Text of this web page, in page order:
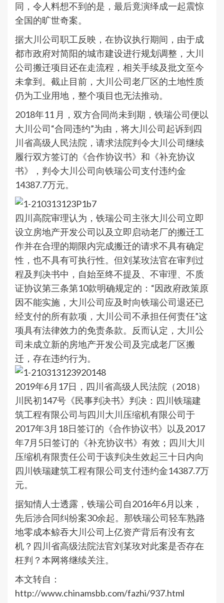
同，令人料想不到的是，最后竟演绎成一起震惊
全国的旷世奇案。
据大川公司职工反映，在协议执行期间，由于成
都市政府对简阳的城市建设进行规划调整，大川
公司搬迁项目还在走流程，相关手续及批文至今
未拿到。截止目前，大川公司老厂区的土地性质
仍为工业用地，整个项目也无法推动。
2018年11 月，双方合同尚未到期，铁瑞公司便以
大川公司“合同违约”为由，将大川公司起诉到四
川省高级人民法院，请求法院判令大川公司继续
履行双方签订的《合作协议书》和《补充协议
书》，判令大川公司向铁瑞公司支付违约金
14387.7万元。
四川高院审理认为，铁瑞公司主张大川公司立即
设立房地产开发公司以及立即启动老厂的搬迁工
作并在合理的期限内完成搬迁的请求不具有确定
性，也不具有可执行性。但刘某玫法官在审判过
程及判决书中，自始至终不提及、不审理、不质
证协议第三条第10款明确规定的：“因政府政策原
因不能实施，大川公司应及时向铁瑞公司退还已
经支付的所有款项，大川公司不承担任何责任”这
项具有法律效力的免责条款。反而认定，大川公
司未成立新的房地产开发公司及完成老厂区搬
迁，存在违约行为。
2019年6月17日，四川省高级人民法院（2018）
川民初147号《民事判决书》判决：四川铁瑞建
筑工程有限公司与四川大川压缩机有限公司于
2017年3月18日签订的《合作协议书》以及2017
年7月5日签订的《补充协议书》有效；四川大川
压缩机有限责任公司于该判决生效起三十日内向
四川铁瑞建筑工程有限公司支付违约金14387.7万
元。
据知情人士透露，铁瑞公司自2016年6月以来，
先后涉合同纠纷案30余起。那铁瑞公司轻车熟路
地零成本鲸吞大川公司上亿资产背后有没有玄
机？四川省高级法院法官刘某玫对此案是否存在
枉判？本网将继续关注。
本文转自：
http://www.chinamsbb.com/fazhi/937.html